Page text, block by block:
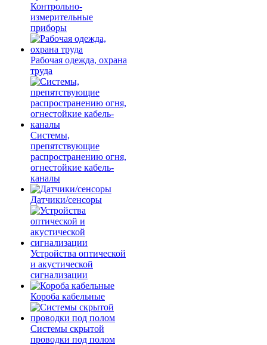
Контрольно-
измерительные
приборы
Рабочая одежда, охрана
труда
Системы,
препятствующие
распространению огня,
огнестойкие кабель-
каналы
Датчики/сенсоры
Устройства оптической
и акустической
сигнализации
Короба кабельные
Системы скрытой
проводки под полом